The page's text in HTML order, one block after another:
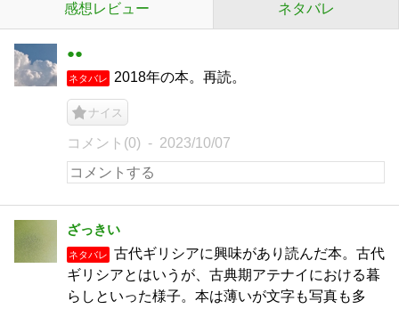
感想レビュー ネタバレ
●●
ネタバレ 2018年の本。再読。
ナイス
コメント(0) 2023/10/07
ざっきい
ネタバレ
古代ギリシアに興味があり読んだ本。古代
ギリシアとはいうが、古典期アテナイにおける暮
らしといった様子。本は薄いが文字も写真も多